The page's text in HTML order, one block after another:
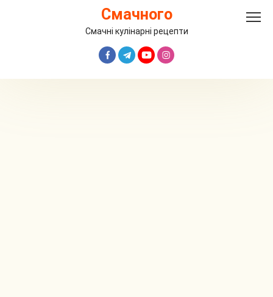
Смачного
Смачні кулінарні рецепти